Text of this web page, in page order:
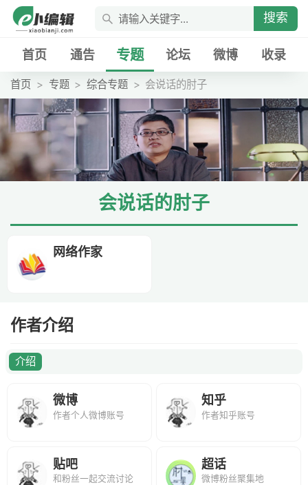
搜索
首页 通告 专题 论坛 微博 收录
首页 专题 综合专题 会说话的肘子
会说话的肘子
网络作家
作者介绍
介绍
微博
作者个人微博账号
知乎
作者知乎账号
贴吧
和粉丝一起交流讨论
超话
微博粉丝聚集地